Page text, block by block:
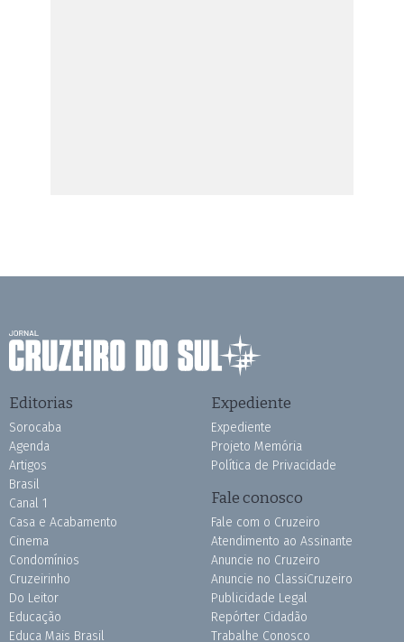
Editorias
Sorocaba
Agenda
Artigos
Brasil
Canal 1
Casa e Acabamento
Cinema
Condomínios
Cruzeirinho
Do Leitor
Educação
Educa Mais Brasil
Expediente
Expediente
Projeto Memória
Política de Privacidade
Fale conosco
Fale com o Cruzeiro
Atendimento ao Assinante
Anuncie no Cruzeiro
Anuncie no ClassiCruzeiro
Publicidade Legal
Repórter Cidadão
Trabalhe Conosco